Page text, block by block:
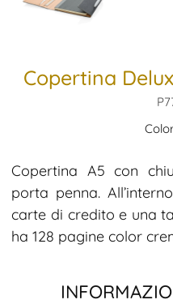
Copertina
Copertina A5 con
porta penna.
carte di credito e una
ha 128 pagine color